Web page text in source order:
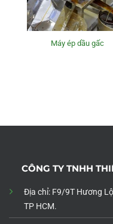
Máy ép dầu gấc
CÔNG TY TNHH
Địa chỉ: F9/9T Hương
TP HCM.